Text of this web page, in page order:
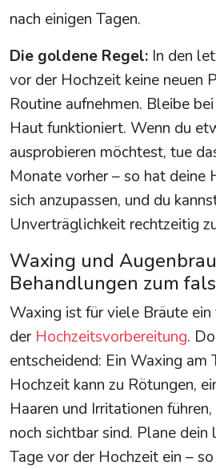
nach einigen Tagen.
Die goldene Regel: In den
vor der Hochzeit keine neuen
Routine aufnehmen. Bleibe
Haut funktioniert. Wenn du
ausprobieren möchtest, tue
Monate vorher – so hat deine
sich anzupassen, und du
Unverträglichkeit rechtzeitig
Waxing und
Behandlungen zum
Waxing ist für viele Bräute
der Hochzeitsvorbereitung.
entscheidend: Ein Waxing am
Hochzeit kann zu Rötungen,
Haaren und Irritationen
noch sichtbar sind. Plane
Tage vor der Hochzeit ein –